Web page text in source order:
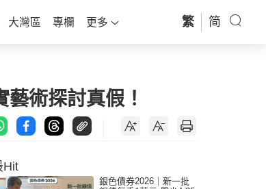
大灣區 專欄 更多 繁 简
術探討真假！
Hit
銀色債券2026｜新一批